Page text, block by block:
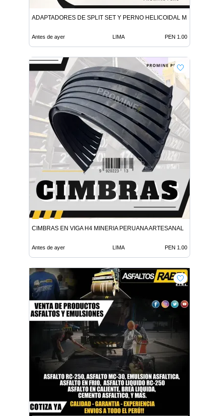
ADAPTADORES DE SPLIT SET Y PERNO HELICOIDAL MINERIA
Antes de ayer LIMA PEN 1.00
CIMBRAS EN VIGA H4 MINERIA PERUANA ARTESANAL
Antes de ayer LIMA PEN 1.00